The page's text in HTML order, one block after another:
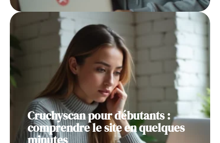
Cruchyscan pour débutants :
comprendre le site en quelques